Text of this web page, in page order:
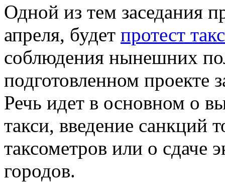
Одной из тем заседания
апреля, будет протест
соблюдения нынешних
подготовленном проекте
Речь идет в основном о
такси, введение санкций
таксометров или о сдаче
городов.